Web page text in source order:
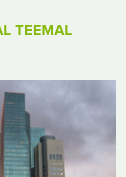
TEEMAL